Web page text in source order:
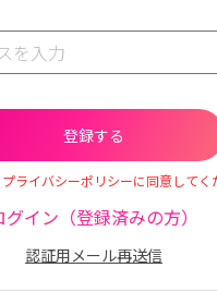
ライバシーポリシーに同意してく
グイン（登録済みの方）
認証用メール再送信